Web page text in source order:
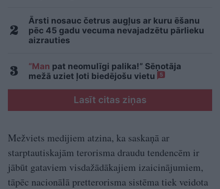
Ārsti nosauc četrus augļus ar kuru ēšanu
pēc 45 gadu vecuma nevajadzētu pārlieku
aizrauties
“Man pat neomulīgi palika!” Sēņotāja
mežā uziet ļoti biedējošu vietu
5
Lasīt citas ziņas
Mežviets medijiem atzina, ka saskaņā ar
starptautiskajām terorisma draudu tendencēm ir
jābūt gataviem visdažādākajiem izaicinājumiem,
tāpēc nacionālā pretterorisma sistēma tiek veidota